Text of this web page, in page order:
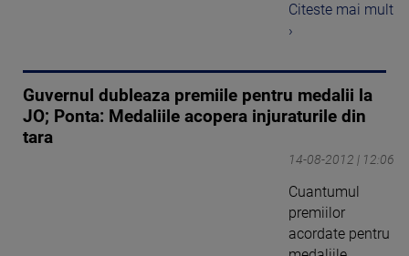
Citeste mai mult
›
Guvernul dubleaza premiile pentru medalii la
JO; Ponta: Medaliile acopera injuraturile din
tara
14-08-2012 | 12:06
Cuantumul
premiilor
acordate pentru